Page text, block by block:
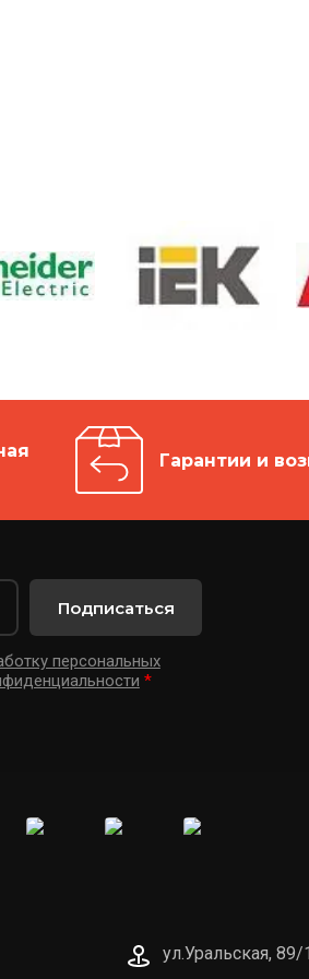
Гарантии и
персональных
*
Подписаться
ул.Уральская, 89/